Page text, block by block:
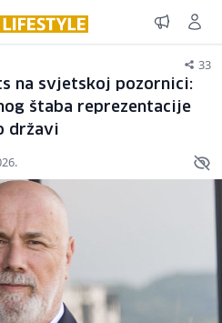
33
na svjetskoj pozornici:
štaba reprezentacije
državi